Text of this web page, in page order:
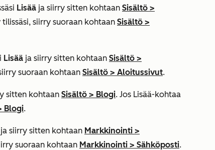
Lisää ja siirry sitten kohtaan Sisältö >
siirry suoraan kohtaan Sisältö >
Lisää ja siirry sitten kohtaan Sisältö >
suoraan kohtaan Sisältö > Aloitussivut.
sitten kohtaan Sisältö > Blogi. Jos Lisää-kohtaa
Blogi.
ja siirry sitten kohtaan Markkinointi >
suoraan kohtaan Markkinointi > Sähköposti.